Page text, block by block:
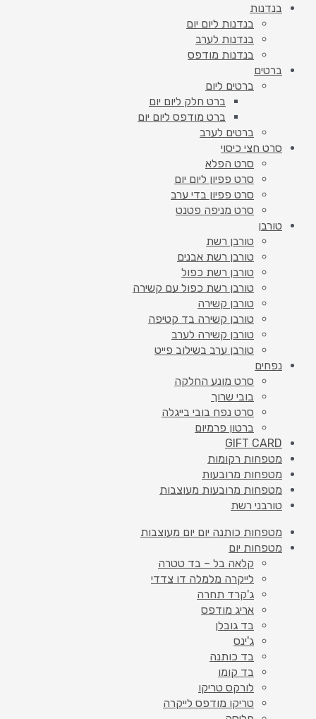
בנדנות
בנדנות ליום יום
בנדנות לערב
בנדנות מודפס
ברטים
ברטים ליום
ברט חלק ליום יום
ברט מודפס ליום יום
ברטים לערב
סרט חצי כיסוי
סרט הפלא
סרט פפיון ליום יום
סרט פפיון בדי ערב
סרט מניפה פטנט
טורבן
טורבן רשת
טורבן רשת אבנים
טורבן רשת כפול
טורבן רשת כפול עם קשירה
טורבן קשירה
טורבן קשירה בד קטיפה
טורבן קשירה לערב
טורבן ערב בשילוב פייט
נפחים
סרט מונע החלקה
בובי שרוך
סרט נפח בובי בייגלה
ברטון פרמיום
GIFT CARD
מטפחות רקומות
מטפחות מרובעות
מטפחות מרובעות מעוצבות
טורבני רשת
מטפחות כותנה יום יום מעוצבות
מטפחות יום
קלאה בל – בד טטרה
לייקרה מלמלה דו צדדי
ג'קרד תחרה
אריג מודפס
בד גובלן
ג'ינס
בד כותנה
בד קומו
לורקס טריקו
טריקו מודפס לייקרה